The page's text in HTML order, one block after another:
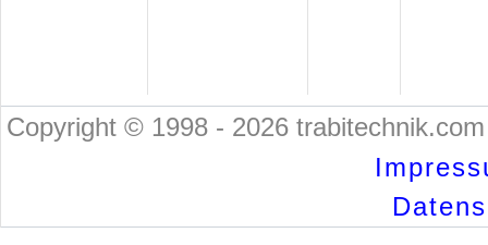
Copyright © 1998 - 2026